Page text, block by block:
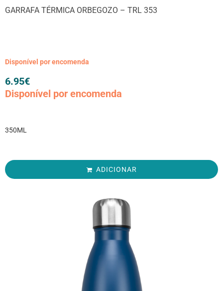
GARRAFA TÉRMICA ORBEGOZO – TRL 353
Disponível por encomenda
6.95€
Disponível por encomenda
350ML
ADICIONAR